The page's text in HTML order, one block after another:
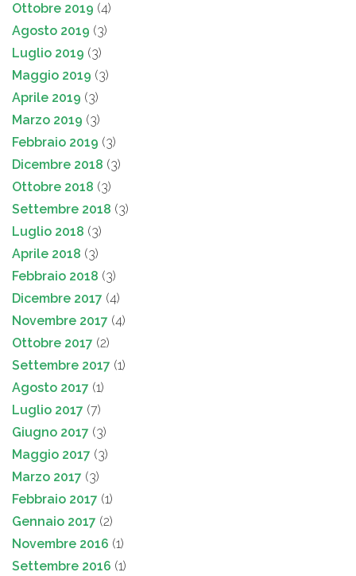
Ottobre 2019 (4)
Agosto 2019 (3)
Luglio 2019 (3)
Maggio 2019 (3)
Aprile 2019 (3)
Marzo 2019 (3)
Febbraio 2019 (3)
Dicembre 2018 (3)
Ottobre 2018 (3)
Settembre 2018 (3)
Luglio 2018 (3)
Aprile 2018 (3)
Febbraio 2018 (3)
Dicembre 2017 (4)
Novembre 2017 (4)
Ottobre 2017 (2)
Settembre 2017 (1)
Agosto 2017 (1)
Luglio 2017 (7)
Giugno 2017 (3)
Maggio 2017 (3)
Marzo 2017 (3)
Febbraio 2017 (1)
Gennaio 2017 (2)
Novembre 2016 (1)
Settembre 2016 (1)